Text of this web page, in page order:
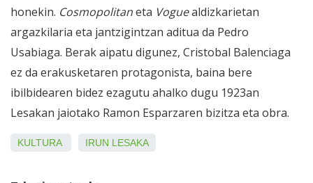
honekin. Cosmopolitaneta Voguealdizkarietan
argazkilaria eta jantzigintzan aditua da Pedro
Usabiaga. Berak aipatu digunez, Cristobal Balenciaga
ez da erakusketaren protagonista, baina bere
ibilbidearen bidez ezagutu ahalko dugu 1923an
Lesakan jaiotako Ramon Esparzaren bizitza eta obra.
KULTURA IRUN LESAKA